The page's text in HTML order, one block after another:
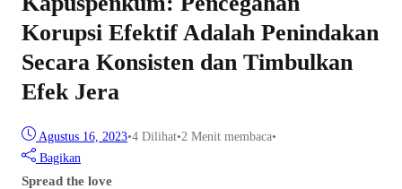
Korupsi Efektif Adalah Penindakan
Secara Konsisten dan Timbulkan
Efek Jera
Agustus 16, 2023•4 Dilihat•2 Menit membaca•
Bagikan
Spread the love